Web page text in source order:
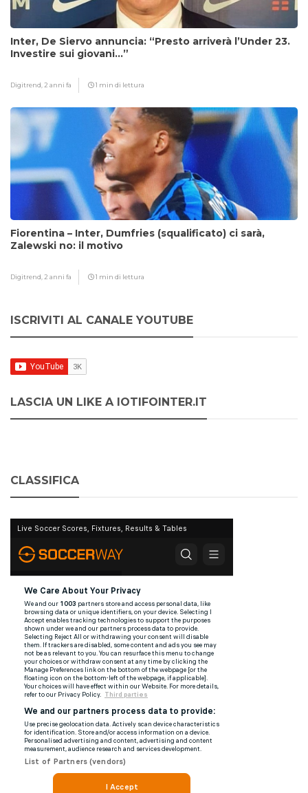
Inter, De Siervo annuncia: “Presto arriverà l’Under 23.
Investire sui giovani…”
Digitrend, 2 anni fa 1 min di lettura
Fiorentina – Inter, Dumfries (squalificato) ci sarà,
Zalewski no: il motivo
Digitrend, 2 anni fa 1 min di lettura
ISCRIVITI AL CANALE YOUTUBE
LASCIA UN LIKE A IOTIFOINTER.IT
CLASSIFICA